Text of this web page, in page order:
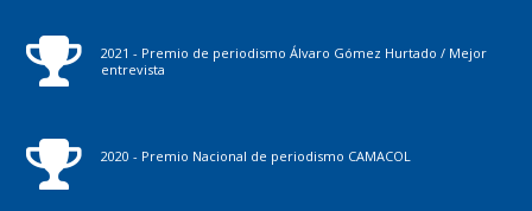
2021 - Premio de periodismo Álvaro Gómez Hurtado / Mejor
entrevista
2020 - Premio Nacional de periodismo CAMACOL